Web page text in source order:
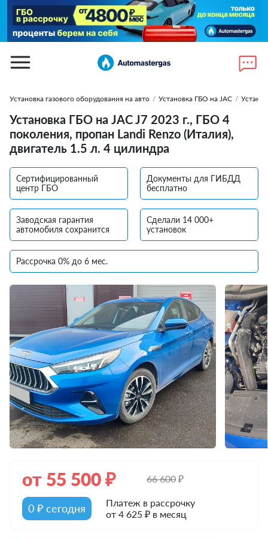
Установка газового оборудования на авто / Установка ГБО на JAC /
Установка ГБО на JAC J7 2023 г., ГБО 4
поколения, пропан Landi Renzo (Италия),
двигатель 1.5 л. 4 цилиндра
Сертифицированный
центр ГБО
Документы для ГИБДД
бесплатно
Заводская гарантия
автомобиля сохранится
Сделали 14 000+
установок
Рассрочка 0% до 6 мес.
от 55 500₽ 66 600₽
0 ₽ сегодня
Платеж в рассрочку
от 4 625 ₽ в месяц